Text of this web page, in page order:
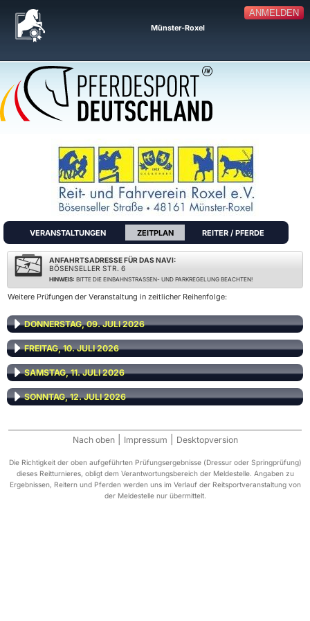
ANMELDEN
Münster-Roxel
VERANSTALTUNGEN ZEITPLAN REITER / PFERDE
ANFAHRTSADRESSE FÜR DAS NAVI:
BÖSENSELLER STR. 6
HINWEIS: BITTE DIE EINBAHNSTRASSEN- UND PARKREGELUNG BEACHTEN!
Weitere Prüfungen der Veranstaltung in zeitlicher Reihenfolge:
DONNERSTAG, 09. JULI 2026
FREITAG, 10. JULI 2026
SAMSTAG, 11. JULI 2026
SONNTAG, 12. JULI 2026
Nach oben Impressum Desktopversion
Die Richtigkeit der oben aufgeführten Prüfungsergebnisse (Dressur oder Springprüfung)
dieses Reitturnieres, obligt dem Verantwortungsbereich der Meldestelle. Angaben zu
Ergebnissen, Reitern und Pferden werden uns im Verlauf der Reitsportveranstaltung von
der Meldestelle nur übermittelt.